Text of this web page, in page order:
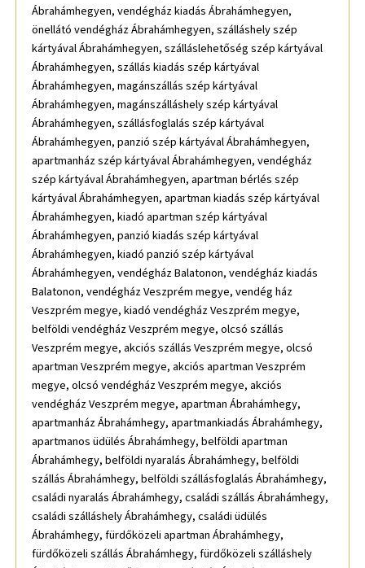
Ábrahámhegyen, vendégház kiadás Ábrahámhegyen,
önellátó vendégház Ábrahámhegyen, szálláshely szép
kártyával Ábrahámhegyen, szálláslehetőség szép kártyával
Ábrahámhegyen, szállás kiadás szép kártyával
Ábrahámhegyen, magánszállás szép kártyával
Ábrahámhegyen, magánszálláshely szép kártyával
Ábrahámhegyen, szállásfoglalás szép kártyával
Ábrahámhegyen, panzió szép kártyával Ábrahámhegyen,
apartmanház szép kártyával Ábrahámhegyen, vendégház
szép kártyával Ábrahámhegyen, apartman bérlés szép
kártyával Ábrahámhegyen, apartman kiadás szép kártyával
Ábrahámhegyen, kiadó apartman szép kártyával
Ábrahámhegyen, panzió kiadás szép kártyával
Ábrahámhegyen, kiadó panzió szép kártyával
Ábrahámhegyen, vendégház Balatonon, vendégház kiadás
Balatonon, vendégház Veszprém megye, vendég ház
Veszprém megye, kiadó vendégház Veszprém megye,
belföldi vendégház Veszprém megye, olcsó szállás
Veszprém megye, akciós szállás Veszprém megye, olcsó
apartman Veszprém megye, akciós apartman Veszprém
megye, olcsó vendégház Veszprém megye, akciós
vendégház Veszprém megye, apartman Ábrahámhegy,
apartmanház Ábrahámhegy, apartmankiadás Ábrahámhegy,
apartmanos üdülés Ábrahámhegy, belföldi apartman
Ábrahámhegy, belföldi nyaralás Ábrahámhegy, belföldi
szállás Ábrahámhegy, belföldi szállásfoglalás Ábrahámhegy,
családi nyaralás Ábrahámhegy, családi szállás Ábrahámhegy,
családi szálláshely Ábrahámhegy, családi üdülés
Ábrahámhegy, fürdőközeli apartman Ábrahámhegy,
fürdőközeli szállás Ábrahámhegy, fürdőközeli szálláshely